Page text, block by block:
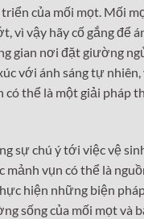
của mối mọt. Mối
vì vậy hãy cố gắng để
gian nơi đặt giường
với ánh sáng tự
có thể là một giải pháp
sự chú ý tới việc vệ
mảnh vụn có thể là
hiện những biện
sống của mối mọt và